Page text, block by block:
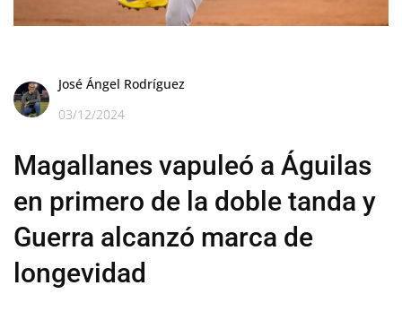
José Ángel Rodríguez
03/12/2024
Magallanes vapuleó a Águilas
en primero de la doble tanda y
Guerra alcanzó marca de
longevidad